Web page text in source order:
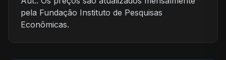
pela Fundação Instituto de Pesquisas
Econômicas.